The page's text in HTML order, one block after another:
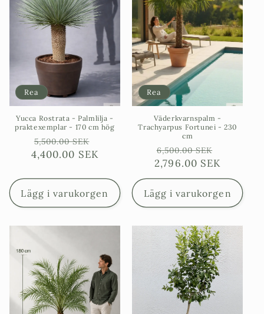
Rea
Yucca Rostrata - Palmlilja -
praktexemplar - 170 cm hög
Ordinarie
pris
5,500.00 SEK
4,400.00 SEK
Lägg i varukorgen
Rea
Väderkvarnspalm -
Trachyarpus Fortunei - 230
cm
Ordinarie
pris
6,500.00 SEK
2,796.00 SEK
Lägg i varukorgen